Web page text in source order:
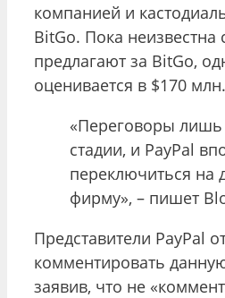
компанией и
BitGo. Пока неизвестна
предлагают за BitGo,
оценивается в $170 млн.
«Переговоры
стадии, и PayPal
переключиться на
фирму», – пишет
Представители PayPal
комментировать
заявив, что не